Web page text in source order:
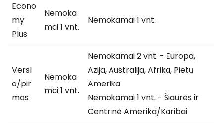
Econo
my
Plus
Nemoka
mai 1 vnt.
Nemokamai 1 vnt.
Versl
o/pir
mas
Nemoka
mai 1 vnt.
Nemokamai 2 vnt. - Europa,
Azija, Australija, Afrika, Pietų
Amerika
Nemokamai 1 vnt. - Šiaurės ir
Centrinė Amerika/Karibai